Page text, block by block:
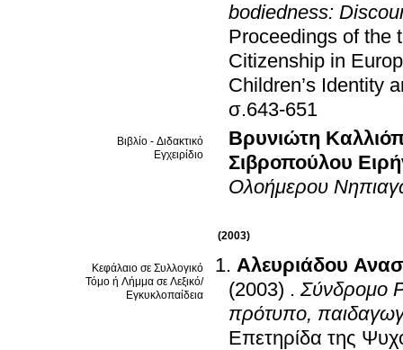
bodiedness:
Proceedings of the
Citizenship in
Children’s Identity
σ.643-651
Βιβλίο - Διδακτικό
Εγχειρίδιο
Βρυνιώτη
Σιβροπούλου
Ολοήμερου
(2003)
Κεφάλαιο σε Συλλογικό
Τόμο ή Λήμμα σε Λεξικό/
Εγκυκλοπαίδεια
Αλευριάδου
(2003) . Σύνδρομο
πρότυπο,
Επετηρίδα της